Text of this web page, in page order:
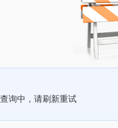
询中，请刷新重试